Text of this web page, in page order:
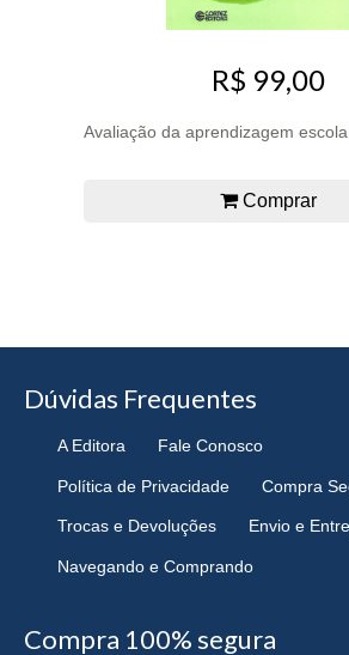
R$ 99,00
Avaliação da aprendizagem
Comprar
Dúvidas Frequentes
A Editora Fale Conosco
Política de Privacidade Compra
Trocas e Devoluções Envio e
Navegando e Comprando
Compra 100% segura